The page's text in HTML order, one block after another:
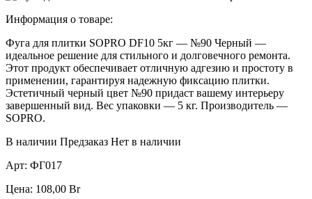
Информация о товаре:
Фуга для плитки SOPRO DF10 5кг — №90 Черный —
идеальное решение для стильного и долговечного ремонта.
Этот продукт обеспечивает отличную адгезию и простоту в
применении, гарантируя надежную фиксацию плитки.
Эстетичный черный цвет №90 придаст вашему интерьеру
завершенный вид. Вес упаковки — 5 кг. Производитель —
SOPRO.
В наличии Предзаказ Нет в наличии
Арт: ФГ017
Цена: 108,00 Br